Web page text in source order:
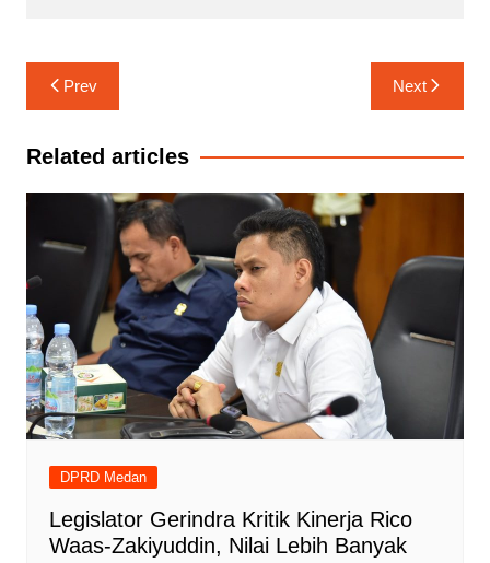
Navigasi
pos
Prev Next
Related articles
DPRD Medan
Legislator Gerindra Kritik Kinerja Rico
Waas-Zakiyuddin, Nilai Lebih Banyak